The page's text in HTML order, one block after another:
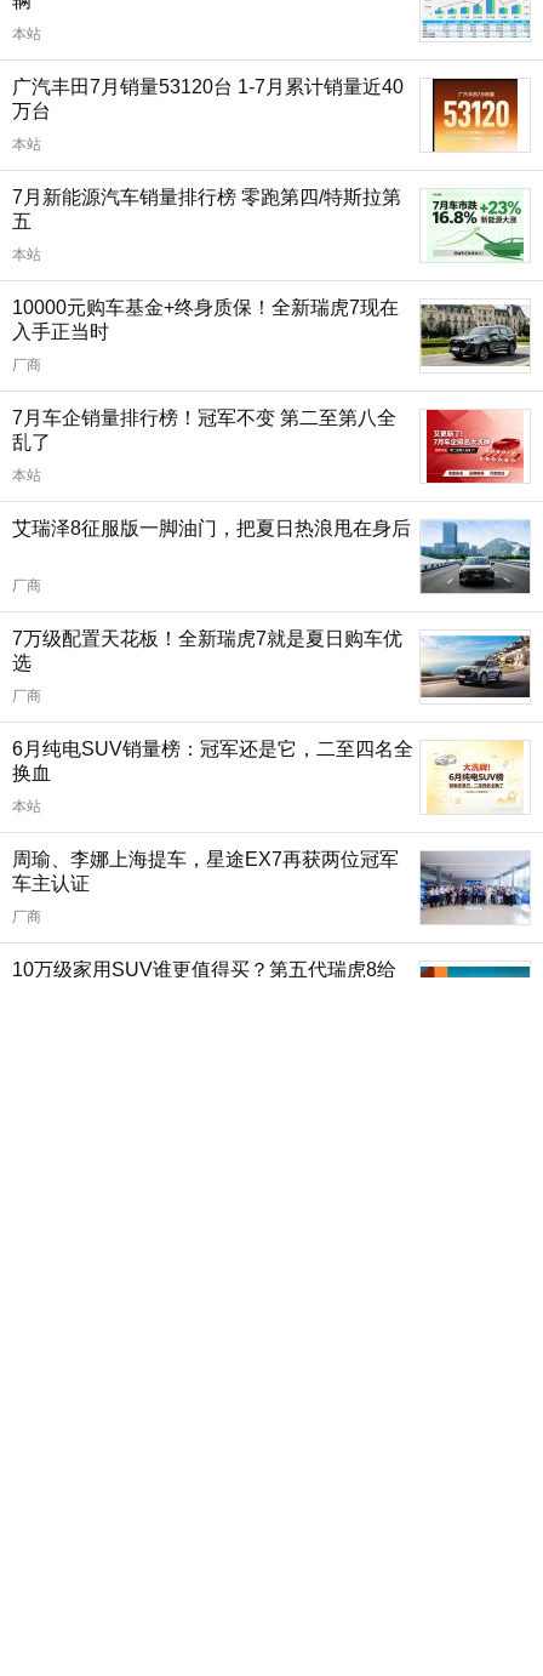
本站
广汽丰田7月销量53120台 1-7月累计销量近40
万台
本站
7月新能源汽车销量排行榜 零跑第四/特斯拉第
五
本站
10000元购车基金+终身质保！全新瑞虎7现在
入手正当时
厂商
7月车企销量排行榜！冠军不变 第二至第八全
乱了
本站
艾瑞泽8征服版一脚油门，把夏日热浪甩在身后
厂商
7万级配置天花板！全新瑞虎7就是夏日购车优
选
厂商
6月纯电SUV销量榜：冠军还是它，二至四名全
换血
本站
周瑜、李娜上海提车，星途EX7再获两位冠军
车主认证
厂商
10万级家用SUV谁更值得买？第五代瑞虎8给